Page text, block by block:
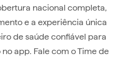
nacional completa,
e a experiência única
de saúde confiável para
app. Fale com o Time de